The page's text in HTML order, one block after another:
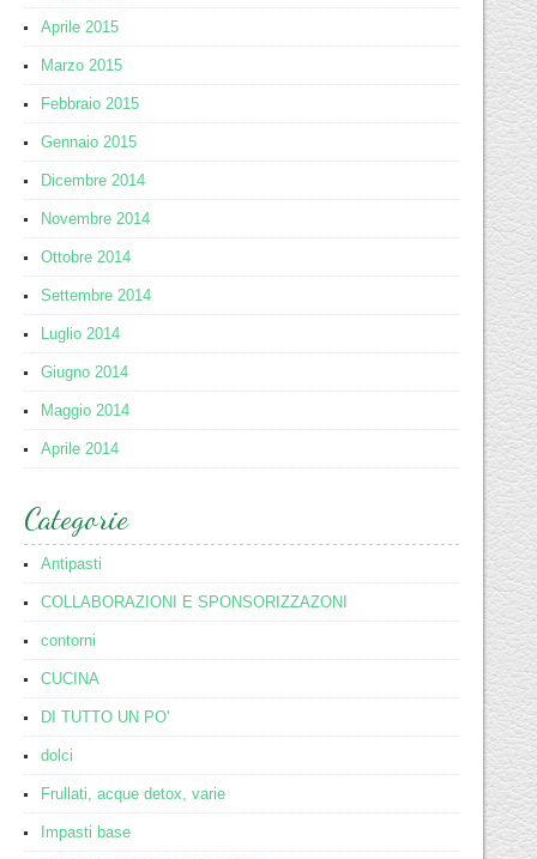
Aprile 2015
Marzo 2015
Febbraio 2015
Gennaio 2015
Dicembre 2014
Novembre 2014
Ottobre 2014
Settembre 2014
Luglio 2014
Giugno 2014
Maggio 2014
Aprile 2014
Categorie
Antipasti
COLLABORAZIONI E SPONSORIZZAZONI
contorni
CUCINA
DI TUTTO UN PO'
dolci
Frullati, acque detox, varie
Impasti base